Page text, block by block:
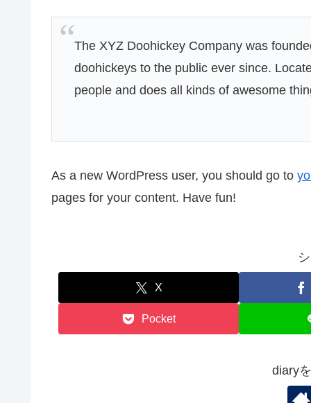
The XYZ Doohickey Company was
doohickeys to the public ever since.
people and does all kinds of awesome
As a new WordPress user, you should go to
pages for your content. Have fun!
X
Pocket
diary